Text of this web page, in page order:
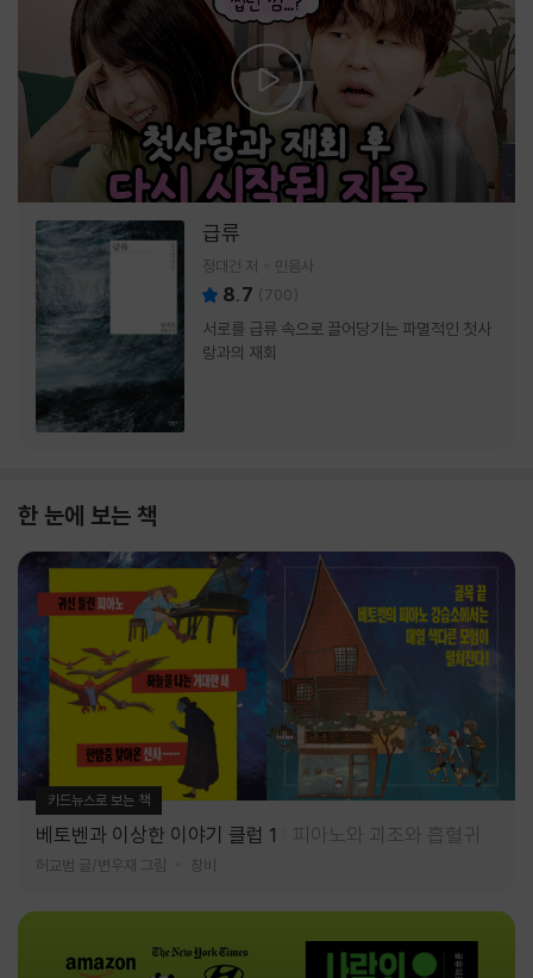
급류
정대건 저 민음사
8.7 (700)
서로를 급류 속으로 끌어당기는 파멸적인 첫사
랑과의 재회
한 눈에 보는 책
카드뉴스로 보는 책
베토벤과 이상한 이야기 클럽 1 피아노와 괴조와 흡혈귀
허교범 글/변우재 그림 창비